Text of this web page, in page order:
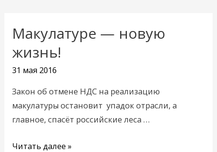
Макулатуре — новую
жизнь!
31 мая 2016
Закон об отмене НДС на реализацию
макулатуры остановит упадок отрасли, а
главное, спасёт российские леса …
Макулатуре
новую
жизнь!
Читать далее »